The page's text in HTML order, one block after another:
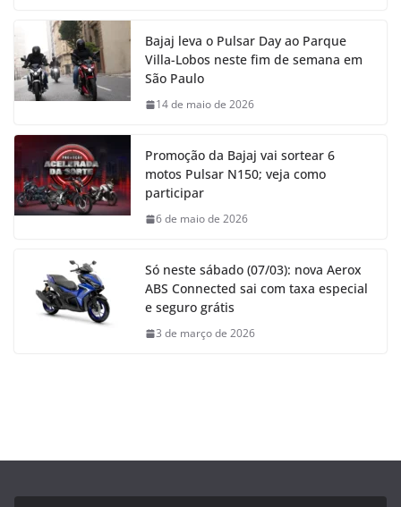
Bajaj leva o Pulsar Day ao Parque
Villa-Lobos neste fim de semana em
São Paulo
14 de maio de 2026
Promoção da Bajaj vai sortear 6
motos Pulsar N150; veja como
participar
6 de maio de 2026
Só neste sábado (07/03): nova Aerox
ABS Connected sai com taxa especial
e seguro grátis
3 de março de 2026